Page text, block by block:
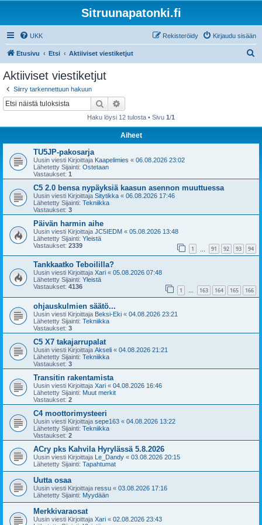
Sitruunapatonki.fi
UKK Kirjaudu sisään
Rekisteröidy
Etusivu Etsi Aktiiviset viestiketjut
Aktiiviset viestiketjut
Siirry tarkennettuun hakuun
Etsi
Haku löysi 12 tulosta • Sivu 1/1
Aiheet
TU5JP-pakosarja
Uusin viesti Kirjoittaja Kaapelimies « 06.08.2026 23:02
Lähetetty Sijainti: Ostetaan
Vastaukset: 1
C5 2.0 bensa nypäyksiä kaasun asennon muuttuessa
Uusin viesti Kirjoittaja Sitytikka « 06.08.2026 17:46
Lähetetty Sijainti: Tekniikka
Vastaukset: 3
Päivän harmin aihe
Uusin viesti Kirjoittaja JC5IEDM « 05.08.2026 13:48
Lähetetty Sijainti: Yleistä
Vastaukset: 2339 1 91 92 93 94
Tankkaatko Teboililla?
Uusin viesti Kirjoittaja Xari « 05.08.2026 07:48
Lähetetty Sijainti: Yleistä
Vastaukset: 4136 1 … 163 164 165 166
ohjauskulmien säätö...
Uusin viesti Kirjoittaja Beksi-Eki « 04.08.2026 23:21
Lähetetty Sijainti: Tekniikka
Vastaukset: 3
C5 X7 takajarrupalat
Uusin viesti Kirjoittaja Akseli « 04.08.2026 21:21
Lähetetty Sijainti: Tekniikka
Vastaukset: 3
Transitin rakentamista
Uusin viesti Kirjoittaja Xari « 04.08.2026 16:46
Lähetetty Sijainti: Muut merkit
Vastaukset: 2
C4 moottorimysteeri
Uusin viesti Kirjoittaja sepe163 « 04.08.2026 13:22
Lähetetty Sijainti: Tekniikka
Vastaukset: 2
ACry pks Kahvila Hyrylässä 5.8.2026
Uusin viesti Kirjoittaja Le_Dandy « 03.08.2026 20:15
Lähetetty Sijainti: Tapahtumat
Uutta osaa
Uusin viesti Kirjoittaja ressu « 03.08.2026 17:16
Lähetetty Sijainti: Myydään
Merkkivaraosat
Uusin viesti Kirjoittaja Xari « 02.08.2026 23:43